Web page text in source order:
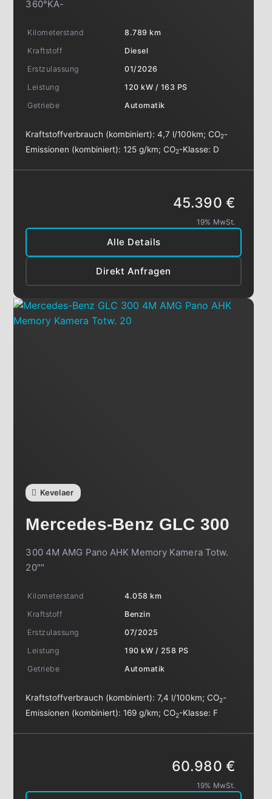
360°KA-
Kilometerstand
8.789 km
Kraftstoff
Diesel
Erstzulassung
01/2026
Leistung
120 kW / 163 PS
Getriebe
Automatik
Kraftstoffverbrauch (kombiniert):4,7 l/100km;CO2-
Emissionen (kombiniert):125 g/km;CO2-Klasse: D
Alle Details
Direkt Anfragen
45.390 €
19% MwSt.
Kevelaer
Mercedes-Benz GLC 300
300 4M AMG Pano AHK Memory Kamera Totw.
20""
Kilometerstand
4.058 km
Kraftstoff
Benzin
Erstzulassung
07/2025
Leistung
190 kW / 258 PS
Getriebe
Automatik
Kraftstoffverbrauch (kombiniert):7,4 l/100km;CO2-
Emissionen (kombiniert):169 g/km;CO2-Klasse: F
60.980 €
19% MwSt.